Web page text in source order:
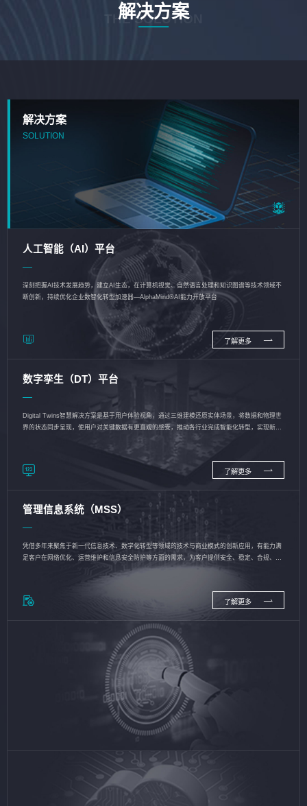
解决方案
THE SOLUTION
解决方案
SOLUTION
人工智能（AI）平台
深刻把握AI技术发展趋势，建立AI生态，在计算机视觉、自然语言处理和知识图谱等技术领域不
断创新，持续优化企业数智化转型加速器—AlphaMind®AI能力开放平台
了解更多
数字孪生（DT）平台
Digital Twins智慧解决方案是基于用户体验视角，通过三维建模还原实体场景，将数据和物理世
界的状态同步呈现，使用户对关键数据有更直观的感受，推动各行业完成智能化转型，实现新旧
了解更多
管理信息系统（MSS）
凭借多年来聚焦于新一代信息技术、数字化转型等领域的技术与商业模式的创新应用，有能力满
足客户在网络优化、运营维护和信息安全防护等方面的需求，为客户提供安全、稳定、合规、持
了解更多